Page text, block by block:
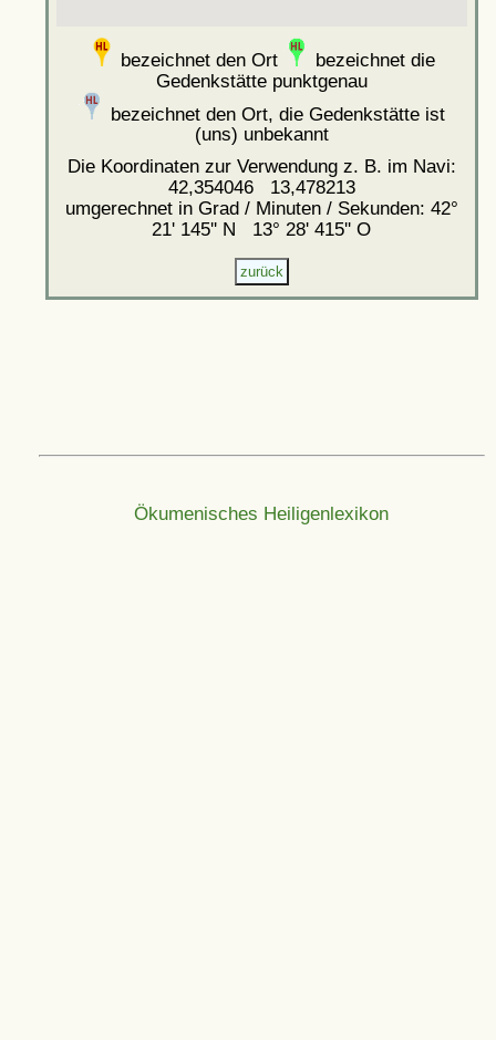
bezeichnet den Ort
bezeichnet die
Gedenkstätte punktgenau
bezeichnet den Ort, die Gedenkstätte ist
(uns) unbekannt
Die Koordinaten zur Verwendung z. B. im Navi:
42,354046 13,478213
umgerechnet in Grad / Minuten / Sekunden: 42°
21' 145'' N 13° 28' 415'' O
Ökumenisches Heiligenlexikon